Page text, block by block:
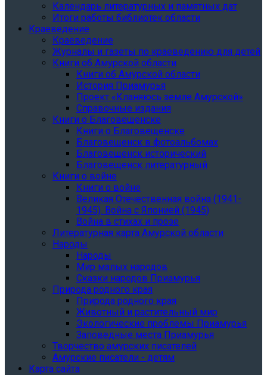
Календарь литературных и памятных дат
Итоги работы библиотек области
Краеведение
Краеведение
Журналы и газеты по краеведению для детей
Книги об Амурской области
Книги об Амурской области
История Приамурья
Проект «Кланяюсь земле Амурской»
Справочные издания
Книги о Благовещенске
Книги о Благовещенске
Благовещенск в фотоальбомах
Благовещенск исторический
Благовещенск литературный
Книги о войне
Книги о войне
Великая Отечественная война (1941-
1945). Война с Японией (1945)
Война в стихах и прозе
Литературная карта Амурской области
Народы
Народы
Мир малых народов
Сказки народов Приамурья
Природа родного края
Природа родного края
Животный и растительный мир
Экологические проблемы Приамурья
Заповедные места Приамурья
Творчество амурских писателей
Амурские писатели - детям
Карта сайта